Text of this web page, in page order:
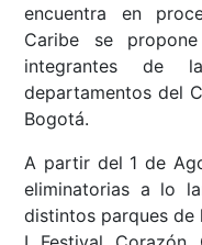
encuentra en
Caribe se
integrantes de
departamentos del
Bogotá.
A partir del 1 de
eliminatorias a lo
distintos parques de